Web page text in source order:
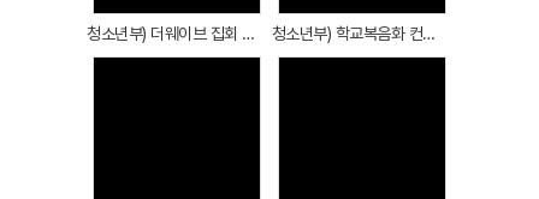
청소년부) 더웨이브 집회 이모저모 1 청소년부) 학교복음화 컨퍼런스 김브라인언 콘서트 청소년부 학생들 특별 공연